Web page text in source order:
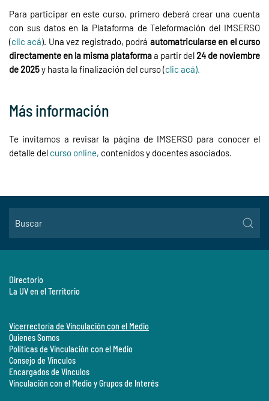
Para participar en este curso, primero deberá crear una cuenta
con sus datos en la Plataforma de Teleformación del IMSERSO
(clic acá). Una vez registrado, podrá automatricularse en el curso
directamente en la misma plataformaa partir del24 de noviembre
de 2025y hasta la finalización del curso (clic acá).
Más información
Te invitamos a revisar la página de IMSERSO para conocer el
detalle del curso online, contenidos y docentes asociados.
Directorio
La UV en el Territorio
Vicerrectoría de Vinculación con el Medio
Quienes Somos
Políticas de Vinculación con el Medio
Consejo de Vínculos
Encargados de Vínculos
Vinculación con el Medio y Grupos de Interés